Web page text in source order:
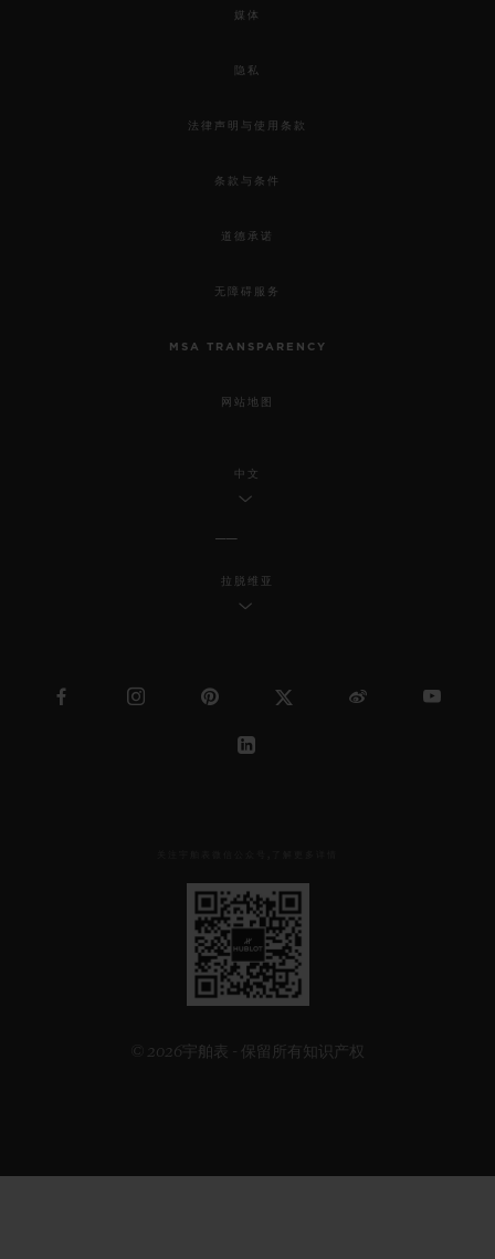
媒体
隐私
法律声明与使用条款
条款与条件
道德承诺
无障碍服务
MSA TRANSPARENCY
网站地图
中文
拉脱维亚
见
下
方
二
维
码
© 2026宇舶表 - 保留所有知识产权